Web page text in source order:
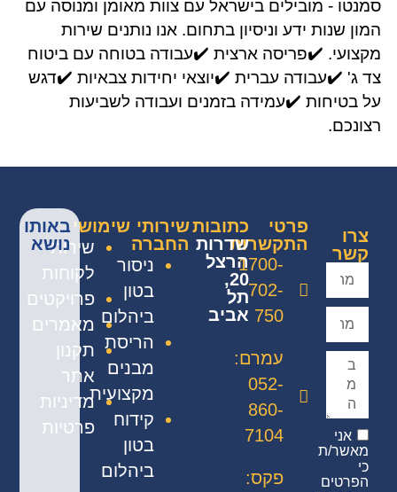
סמנטו - מובילים בישראל עם צוות מאומן ומנוסה עם
המון שנות ידע וניסיון בתחום. אנו נותנים שירות
מקצועי. ✔️פריסה ארצית ✔️עבודה בטוחה עם ביטוח
צד ג' ✔️עבודה עברית ✔️יוצאי יחידות צבאיות ✔️דגש
על בטיחות ✔️עמידה בזמנים ועבודה לשביעות
רצונכם.
צרו
קשר
אני
מאשר/ת
כי
הפרטים
פרטי
התקשרות
1700-
702-
750
עמרם:
052-
860-
7104
פקס:
כתובות
שדרות
הרצל
20,
תל
אביב
שירותי
החברה
ניסור
בטון
ביהלום
הריסת
מבנים
מקצועית
קידוח
בטון
ביהלום
שימושי
שירות
לקוחות
פרויקטים
מאמרים
תקנון
אתר
מדיניות
פרטיות
באותו
נושא